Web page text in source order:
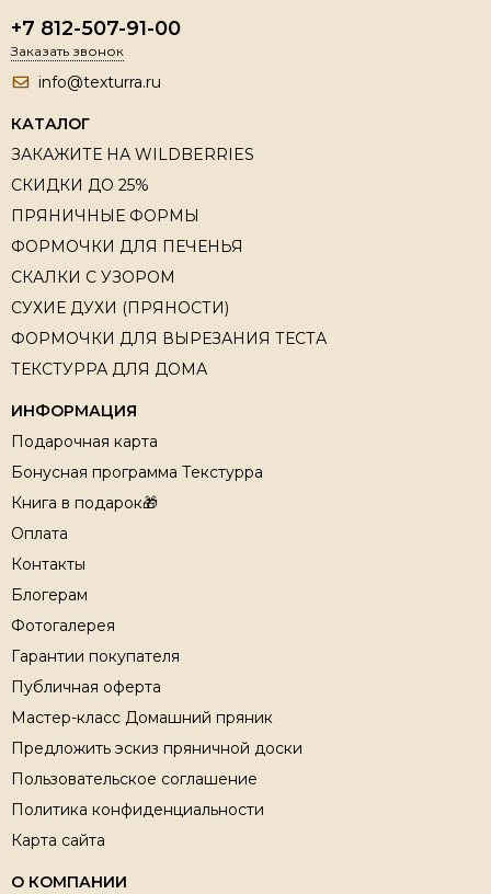
+7 812-507-91-00
Заказать звонок
info@texturra.ru
КАТАЛОГ
ЗАКАЖИТЕ НА WILDBERRIES
СКИДКИ ДО 25%
ПРЯНИЧНЫЕ ФОРМЫ
ФОРМОЧКИ ДЛЯ ПЕЧЕНЬЯ
СКАЛКИ С УЗОРОМ
СУХИЕ ДУХИ (ПРЯНОСТИ)
ФОРМОЧКИ ДЛЯ ВЫРЕЗАНИЯ ТЕСТА
ТЕКСТУРРА ДЛЯ ДОМА
ИНФОРМАЦИЯ
Подарочная карта
Бонусная программа Текстурра
Книга в подарок🎁
Оплата
Контакты
Блогерам
Фотогалерея
Гарантии покупателя
Публичная оферта
Мастер-класс Домашний пряник
Предложить эскиз пряничной доски
Пользовательское соглашение
Политика конфиденциальности
Карта сайта
О КОМПАНИИ